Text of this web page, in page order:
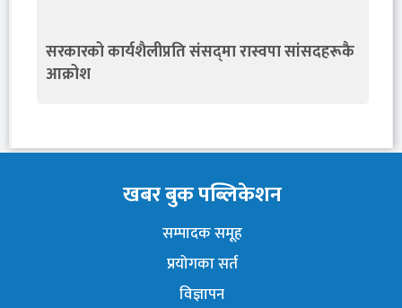
सरकारको कार्यशैलीप्रति संसद्‍मा रास्वपा सांसदहरूकै
आक्रोश
खबर बुक पब्लिकेशन
सम्पादक समूह
प्रयोगका सर्त
विज्ञापन